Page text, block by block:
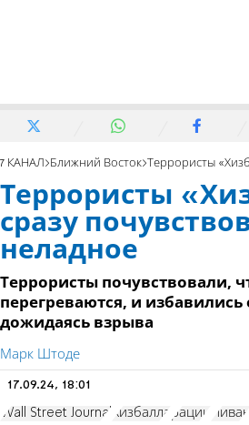
7 КАНАЛ Ближний Восток Террористы «Хизбаллы»
Террористы
сразу
неладное
Террористы почувствовали,
перегреваются, и избавились
дожидаясь взрыва
Марк Штоде
17.09.24, 18:01
Wall Street Journal Хизбалла рации Ливан